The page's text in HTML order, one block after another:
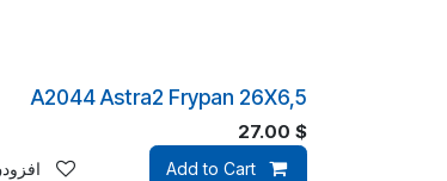
A2044 Astra2 Frypan 26X6,5
$
27.00
Add to Cart